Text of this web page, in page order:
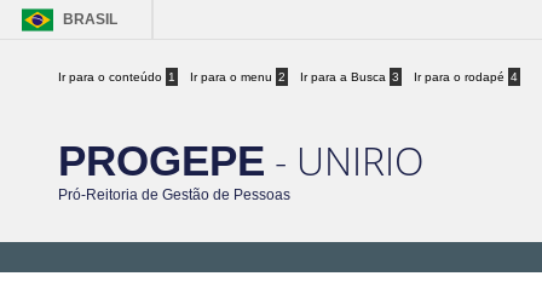
BRASIL
Ir para o conteúdo 1 Ir para o menu 2 Ir para a Busca 3 Ir para o rodapé 4
PROGEPE - UNIRIO
Pró-Reitoria de Gestão de Pessoas